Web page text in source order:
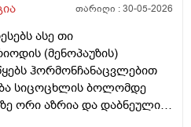
შემდეგი 1 კვირის
მისვლას ექიმთან. არის
აზრი აქვს განმეორებით
მქონდა ხოლმე28-
თარიღი :30-05-2026
ასე თი
(მენოპაუზის)
ჰორმონჩანაცვლებით
სიცოცხლის ბოლომდე
ორი აზრია და დაბნეული